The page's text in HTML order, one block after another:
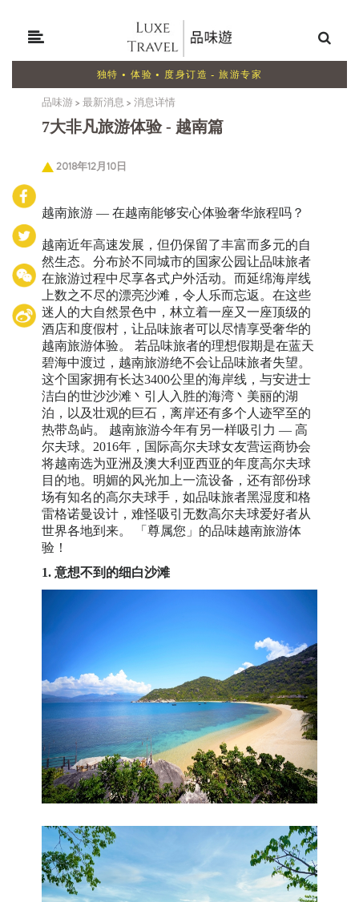
独特 • 体验 • 度身订造 - 旅游专家
品味游 >最新消息 >消息详情
7大非凡旅游体验 - 越南篇
2018年12月10日
越南旅游 — 在越南能够安心体验奢华旅程吗？
越南近年高速发展，但仍保留了丰富而多元的自
然生态。分布於不同城市的国家公园让品味旅者
在旅游过程中尽享各式户外活动。而延绵海岸线
上数之不尽的漂亮沙滩，令人乐而忘返。在这些
迷人的大自然景色中，林立着一座又一座顶级的
酒店和度假村，让品味旅者可以尽情享受奢华的
越南旅游体验。 若品味旅者的理想假期是在蓝天
碧海中渡过，越南旅游绝不会让品味旅者失望。
这个国家拥有长达3400公里的海岸线，与安进士
洁白的世沙沙滩丶引人入胜的海湾丶美丽的湖
泊，以及壮观的巨石，离岸还有多个人迹罕至的
热带岛屿。 越南旅游今年有另一样吸引力 — 高
尔夫球。2016年，国际高尔夫球女友营运商协会
将越南选为亚洲及澳大利亚西亚的年度高尔夫球
目的地。明媚的风光加上一流设备，还有部份球
场有知名的高尔夫球手，如品味旅者黑湿度和格
雷格诺曼设计，难怪吸引无数高尔夫球爱好者从
世界各地到来。 「尊属您」的品味越南旅游体
验！
1. 意想不到的细白沙滩